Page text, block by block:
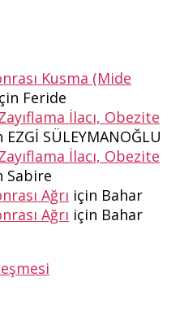
Kusma (Mide
Feride
İlacı, Obezite
EZGİ SÜLEYMANOĞLU
İlacı, Obezite
Sabire
Ağrı için Bahar
Ağrı için Bahar